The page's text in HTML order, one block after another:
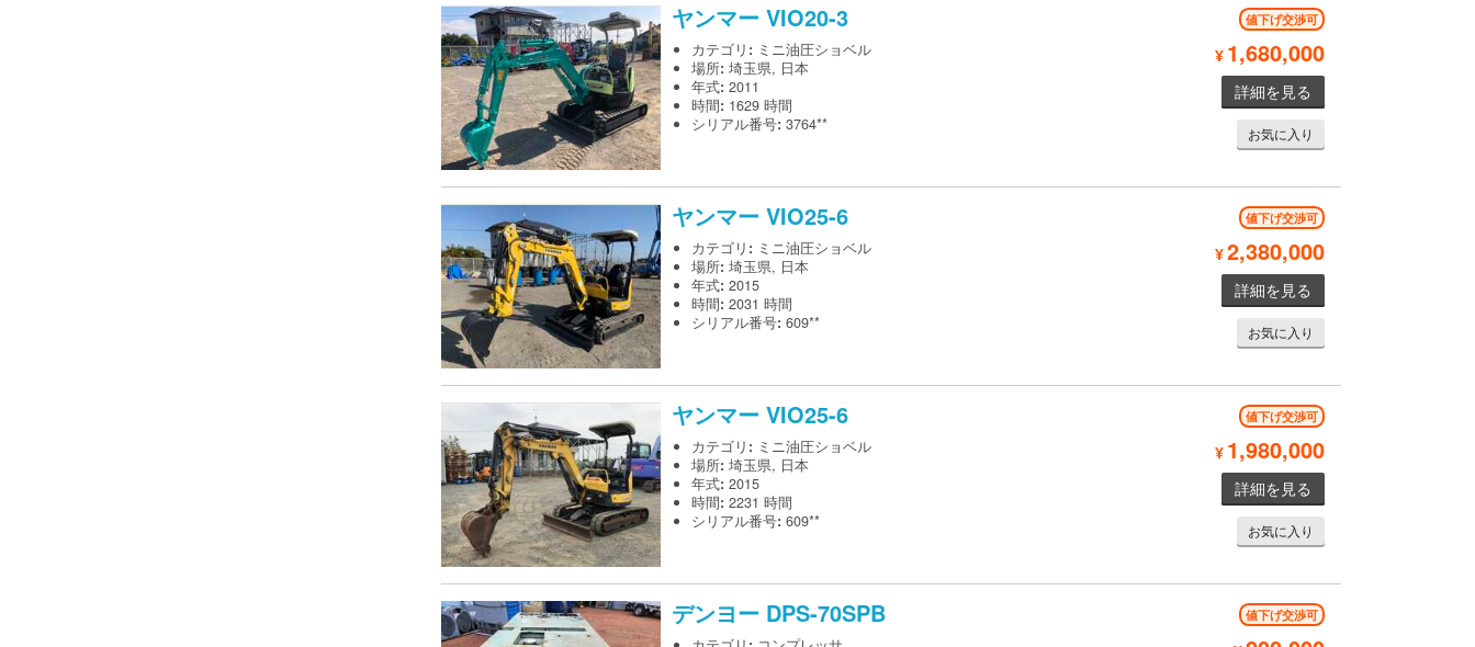
ヤンマー VIO20-3 値下げ交渉可
カテゴリ : ミニ油圧ショベル
場所: 埼玉県, 日本
年式: 2011
時間: 1629 時間
シリアル番号: 3764**
¥ 1,680,000
詳細を見る
お気に入り
ヤンマー VIO25-6 値下げ交渉可
カテゴリ : ミニ油圧ショベル
場所: 埼玉県, 日本
年式: 2015
時間: 2031 時間
シリアル番号: 609**
¥2,380,000
詳細を見る
お気に入り
ヤンマー VIO25-6 値下げ交渉可
カテゴリ : ミニ油圧ショベル
場所: 埼玉県, 日本
年式: 2015
時間: 2231 時間
シリアル番号: 609**
¥ 1,980,000
詳細を見る
お気に入り
デンヨー DPS-70SPB 値下げ交渉可